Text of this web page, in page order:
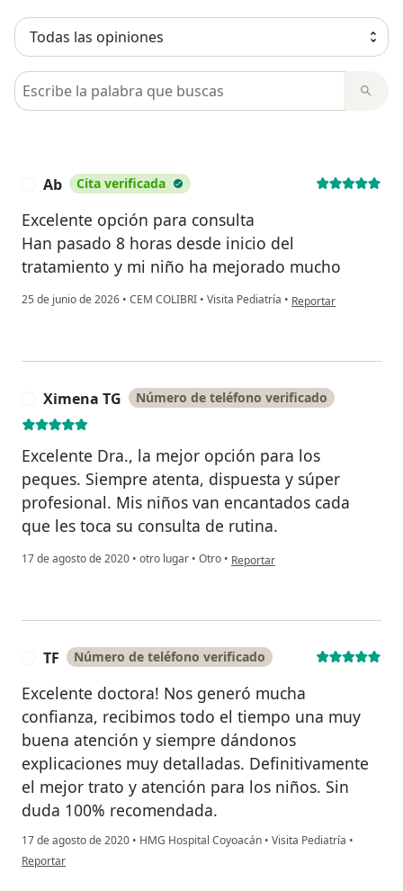
Busca en opiniones
Ab Cita verificada
Excelente opción para consulta
Han pasado 8 horas desde inicio del
tratamiento y mi niño ha mejorado mucho
25 de junio de 2026 • CEM COLIBRI • Visita Pediatría • en opinión del
Reportar
Ximena TG Número de teléfono verificado
Excelente Dra., la mejor opción para los
peques. Siempre atenta, dispuesta y súper
profesional. Mis niños van encantados cada
que les toca su consulta de rutina.
17 de agosto de 2020 • otro lugar • Otro • en opinión del usuario Ximena TG
Reportar
TF Número de teléfono verificado
Excelente doctora! Nos generó mucha
confianza, recibimos todo el tiempo una muy
buena atención y siempre dándonos
explicaciones muy detalladas. Definitivamente
el mejor trato y atención para los niños. Sin
duda 100% recomendada.
17 de agosto de 2020 • HMG Hospital Coyoacán • Visita Pediatría •
en opinión del usuario TF
Reportar